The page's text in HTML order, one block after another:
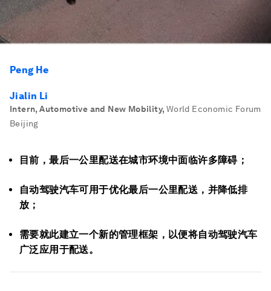
Peng He
Jialin Li
Intern, Automotive and New Mobility, World Economic Forum
Beijing
目前，最后一公里配送在城市环境中面临许多障碍；
自动驾驶汽车可用于优化最后一公里配送，并降低排
放；
需要就此建立一个新的管理框架，以便将自动驾驶汽车
广泛应用于配送。